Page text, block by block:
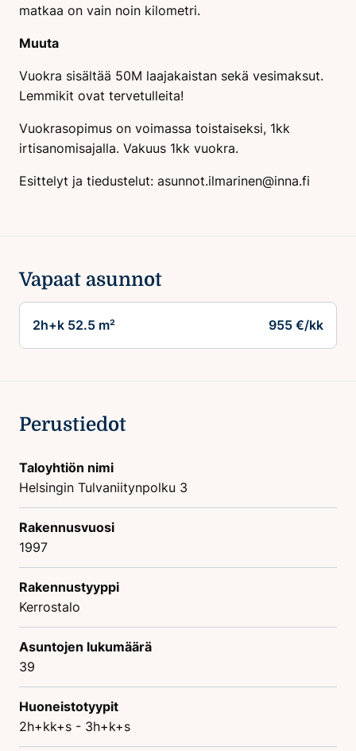
matkaa on vain noin kilometri.
Muuta
Vuokra sisältää 50M laajakaistan sekä vesimaksut.
Lemmikit ovat tervetulleita!
Vuokrasopimus on voimassa toistaiseksi, 1kk
irtisanomisajalla. Vakuus 1kk vuokra.
Esittelyt ja tiedustelut: asunnot.ilmarinen@inna.fi
Vapaat asunnot
2h+k 52.5 m² 955 €/kk
Perustiedot
Taloyhtiön nimi
Helsingin Tulvaniitynpolku 3
Rakennusvuosi
1997
Rakennustyyppi
Kerrostalo
Asuntojen lukumäärä
39
Huoneistotyypit
2h+kk+s - 3h+k+s